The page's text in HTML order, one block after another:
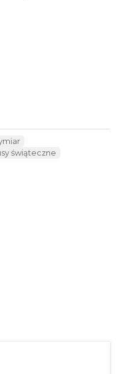
świąteczne